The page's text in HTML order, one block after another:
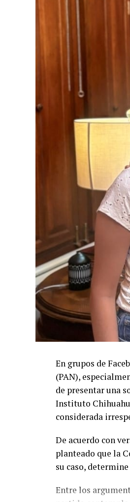
En grupos de
(PAN),
de presentar una
Instituto
considerada
De acuerdo con
planteado que la
su caso,
Entre los